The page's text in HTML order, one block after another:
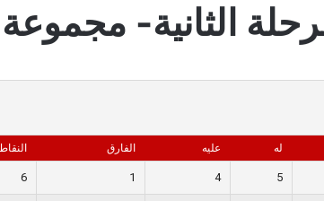
له عليه الفارق النقاط
5
4
1
6